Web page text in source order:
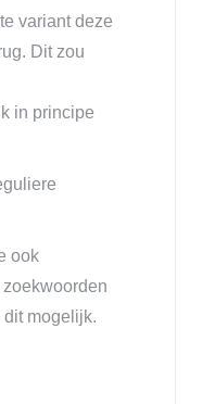
variant deze
Dit zou
in principe
ook
mogelijk.